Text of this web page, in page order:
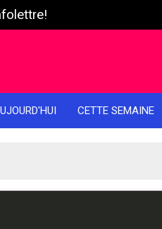
CETTE SEMAINE